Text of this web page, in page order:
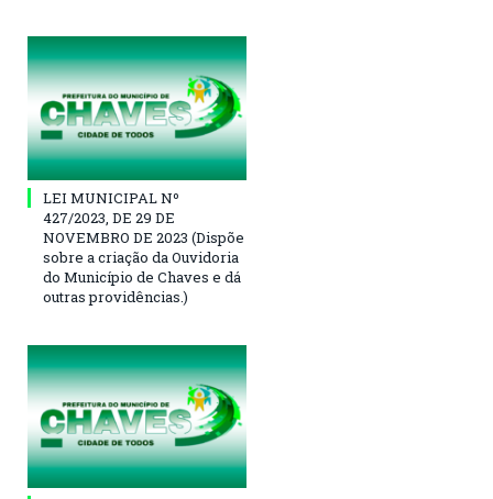
LEI MUNICIPAL Nº
427/2023, DE 29 DE
NOVEMBRO DE 2023 (Dispõe
sobre a criação da Ouvidoria
do Município de Chaves e dá
outras providências.)